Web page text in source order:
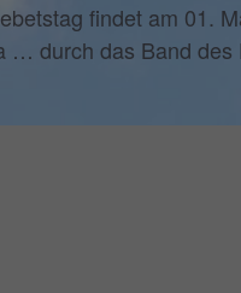
findet am 01.
… durch das Band des